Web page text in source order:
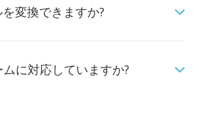
変換できますか?
に対応していますか?